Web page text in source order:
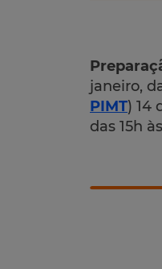
janeiro,
PIMT) 14
das 15h